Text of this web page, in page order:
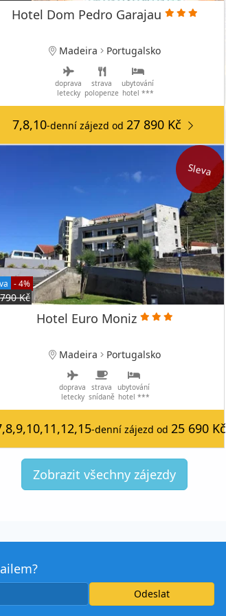
Hotel Dom Pedro Garajau
Madeira Portugalsko
doprava
letecky
strava
polopenze
ubytování
hotel ***
7,8,10-denní zájezd od27 890 Kč
Sleva
- 4%
Kč
Hotel Euro Moniz
Madeira Portugalsko
doprava
letecky
strava
snídaně
ubytování
hotel ***
-denní zájezd od 25 690 Kč
Zobrazit všechny zájezdy